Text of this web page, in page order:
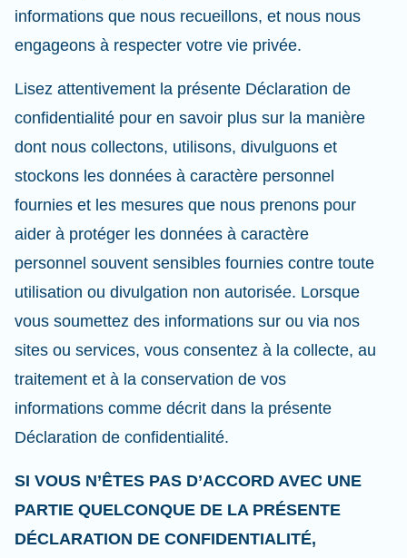
informations que nous recueillons, et nous nous
engageons à respecter votre vie privée.
Lisez attentivement la présente Déclaration de
confidentialité pour en savoir plus sur la manière
dont nous collectons, utilisons, divulguons et
stockons les données à caractère personnel
fournies et les mesures que nous prenons pour
aider à protéger les données à caractère
personnel souvent sensibles fournies contre toute
utilisation ou divulgation non autorisée. Lorsque
vous soumettez des informations sur ou via nos
sites ou services, vous consentez à la collecte, au
traitement et à la conservation de vos
informations comme décrit dans la présente
Déclaration de confidentialité.
SI VOUS N’ÊTES PAS D’ACCORD AVEC UNE
PARTIE QUELCONQUE DE LA PRÉSENTE
DÉCLARATION DE CONFIDENTIALITÉ,